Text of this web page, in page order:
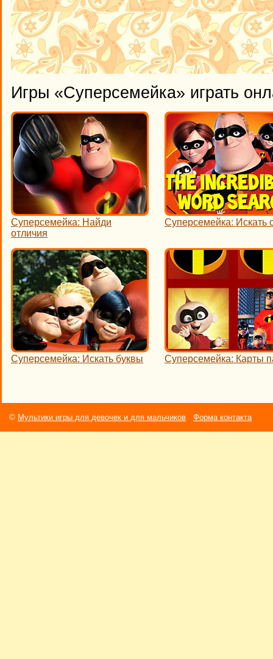
Игры «Суперсемейка» играть
Суперсемейка: Найди
отличия
Суперсемейка: Искать
Суперсемейка: Искать буквы Суперсемейка: Карты
© Мультики игры для девочек и для мальчиков Форма контакта